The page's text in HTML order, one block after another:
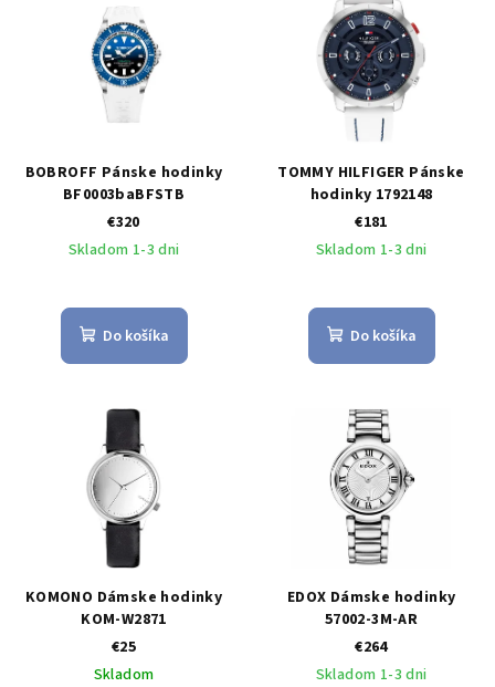
BOBROFF Pánske hodinky
BF0003baBFSTB
€320
Skladom 1-3 dni
Do košíka
TOMMY HILFIGER Pánske
hodinky 1792148
€181
Skladom 1-3 dni
Do košíka
KOMONO Dámske hodinky
KOM-W2871
€25
Skladom
EDOX Dámske hodinky
57002-3M-AR
€264
Skladom 1-3 dni